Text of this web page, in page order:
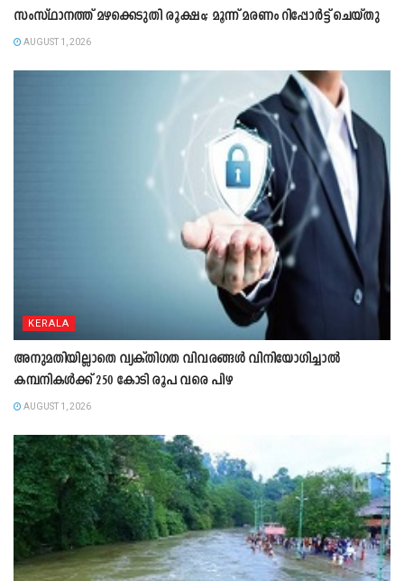
സംസ്ഥാനത്ത് മഴക്കെടുതി രൂക്ഷം; മൂന്ന് മരണം റിപ്പോർട്ട് ചെയ്തു
AUGUST 1, 2026
KERALA
അനുമതിയില്ലാതെ വ്യക്തിഗത വിവരങ്ങൾ വിനിയോഗിച്ചാൽ
കമ്പനികൾക്ക് 250 കോടി രൂപ വരെ പിഴ
AUGUST 1, 2026